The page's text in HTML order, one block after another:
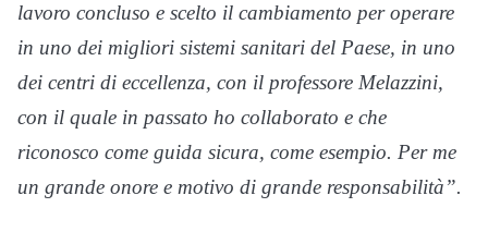
lavoro concluso e scelto il cambiamento per operare
in uno dei migliori sistemi sanitari del Paese, in uno
dei centri di eccellenza, con il professore Melazzini,
con il quale in passato ho collaborato e che
riconosco come guida sicura, come esempio. Per me
un grande onore e motivo di grande responsabilità”.